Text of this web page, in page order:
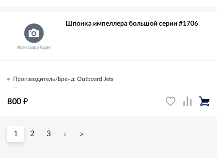
Шпонка импеллера большой серии #1706
Производитель/Бренд: Outboard Jets
...
800 ₽
1 2 3 › »